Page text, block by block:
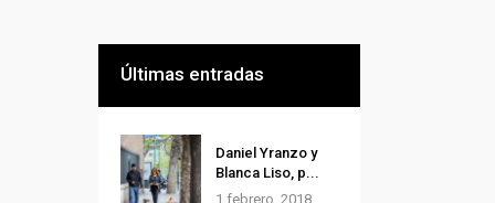
Últimas entradas
Daniel Yranzo y
Blanca Liso, p...
1 febrero, 2018